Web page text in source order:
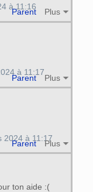
Parent Plus
à 11:16
Parent Plus
à 11:17
Parent Plus
2024 à 11:17
ton aide :(